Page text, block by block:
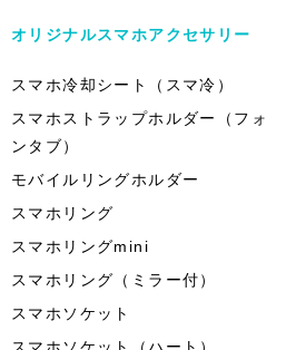
オリジナルスマホアクセサリー
スマホ冷却シート（スマ冷）
スマホストラップホルダー（フォ
ンタブ）
モバイルリングホルダー
スマホリング
スマホリングmini
スマホリング（ミラー付）
スマホソケット
スマホソケット（ハート）